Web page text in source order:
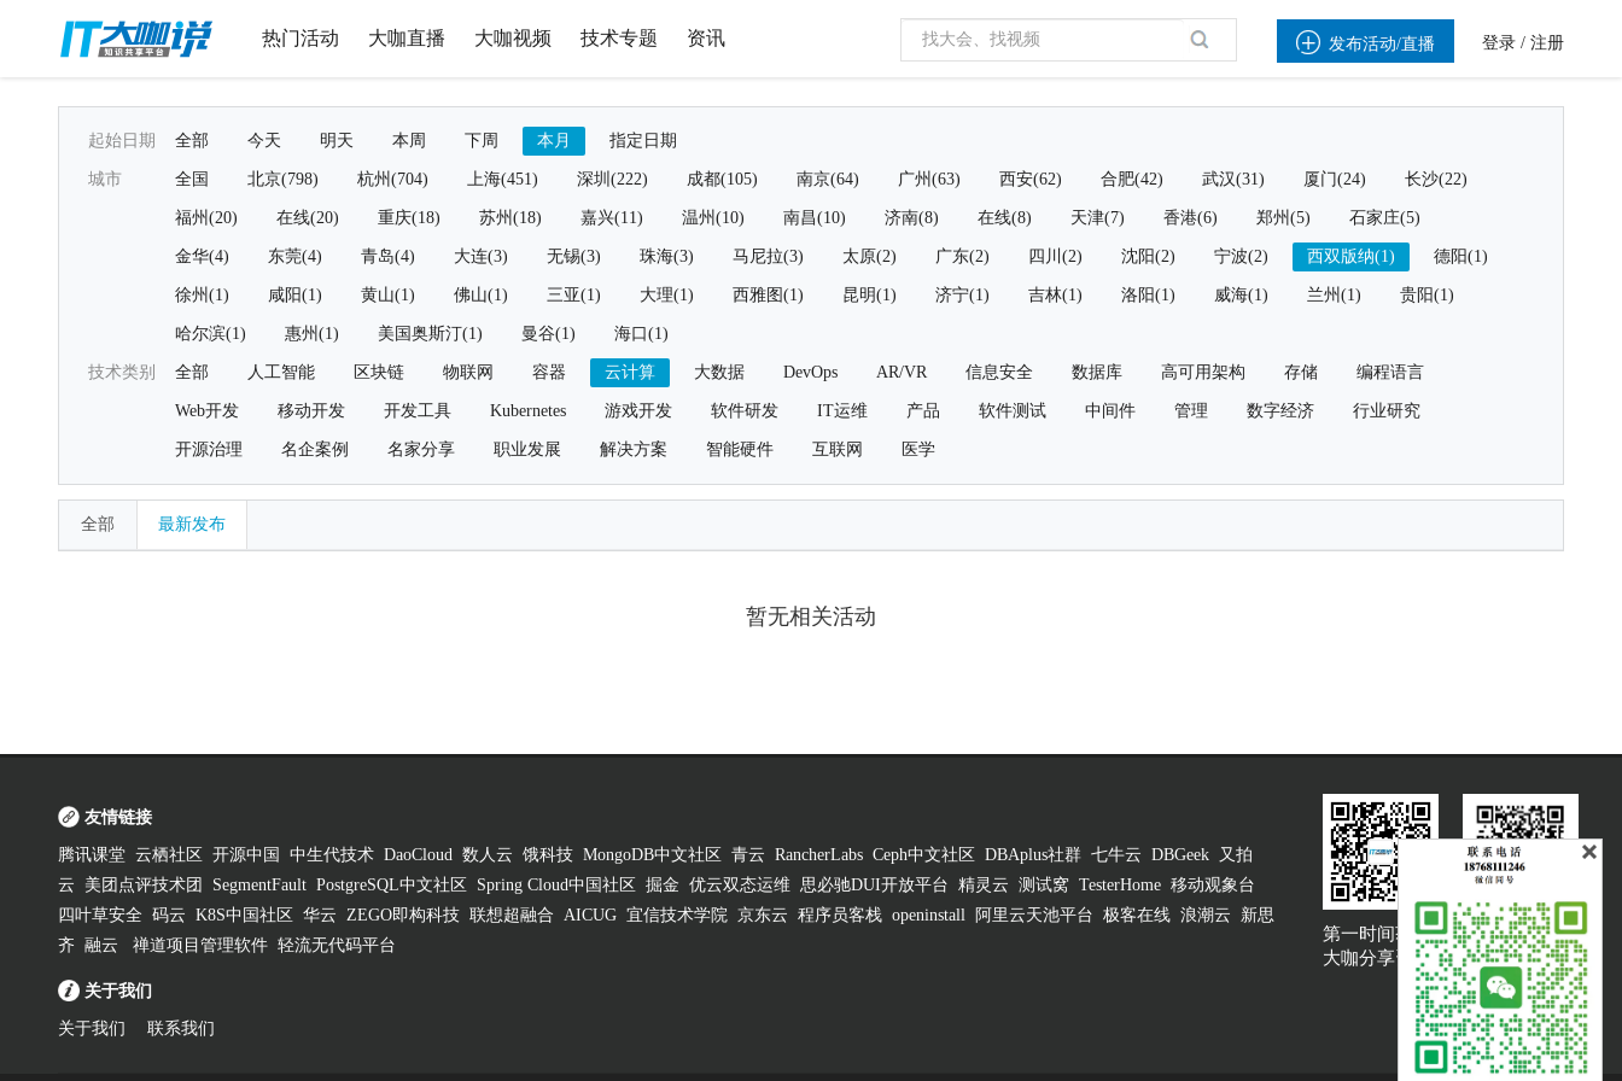
热门活动 大咖直播 大咖视频 技术专题 资讯  发布活动/直播 登录 / 注册
起始日期 全部 今天 明天 本周 下周 本月 指定日期
城市 全国 北京(798) 杭州(704) 上海(451) 深圳(222) 成都(105) 南京(64) 广州(63) 西安(62) 合肥(42) 武汉(31) 厦门(24) 长沙(22)
福州(20) 在线(20) 重庆(18) 苏州(18) 嘉兴(11) 温州(10) 南昌(10) 济南(8) 在线(8) 天津(7) 香港(6) 郑州(5) 石家庄(5)
金华(4) 东莞(4) 青岛(4) 大连(3) 无锡(3) 珠海(3) 马尼拉(3) 太原(2) 广东(2) 四川(2) 沈阳(2) 宁波(2) 西双版纳(1) 德阳(1)
徐州(1) 咸阳(1) 黄山(1) 佛山(1) 三亚(1) 大理(1) 西雅图(1) 昆明(1) 济宁(1) 吉林(1) 洛阳(1) 威海(1) 兰州(1) 贵阳(1)
哈尔滨(1) 惠州(1) 美国奥斯汀(1) 曼谷(1) 海口(1)
技术类别 全部 人工智能 区块链 物联网 容器 云计算 大数据 DevOps AR/VR 信息安全 数据库 高可用架构 存储 编程语言
Web开发 移动开发 开发工具 Kubernetes 游戏开发 软件研发 IT运维 产品 软件测试 中间件 管理 数字经济 行业研究
开源治理 名企案例 名家分享 职业发展 解决方案 智能硬件 互联网 医学
全部 最新发布
暂无相关活动
友情链接
腾讯课堂 云栖社区 开源中国 中生代技术 DaoCloud 数人云 饿科技 MongoDB中文社区 青云 RancherLabs Ceph中文社区 DBAplus社群 七牛云 DBGeek
又拍
云
美团点评技术团 SegmentFault PostgreSQL中文社区 Spring Cloud中国社区 掘金 优云双态运维 思必驰DUI开放平台 精灵云 测试窝 TesterHome 移动观象台
四叶草安全 码云 K8S中国社区 华云 ZEGO即构科技 联想超融合 AICUG 宜信技术学院 京东云 程序员客栈 openinstall 阿里云天池平台 极客在线 浪潮云
新思
齐 融云 禅道项目管理软件 轻流无代码平台
关于我们
关于我们 联系我们
第一时间获取
大咖分享资讯
大咖说吐槽客服